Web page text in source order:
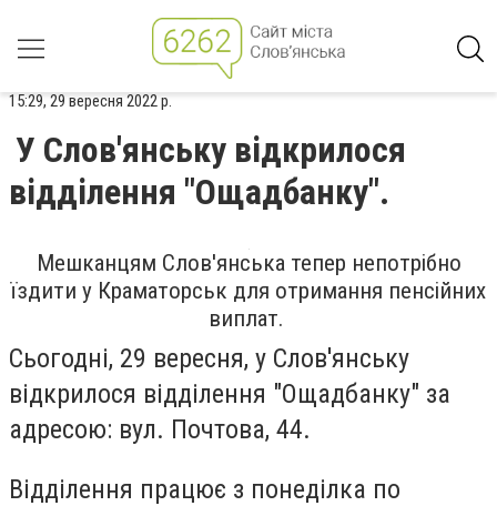
15:29, 29 вересня 2022 р.
У Слов'янську відкрилося
відділення "Ощадбанку".
Мешканцям Слов'янська тепер непотрібно
їздити у Краматорськ для отримання пенсійних
виплат.
Сьогодні, 29 вересня, у Слов'янську
відкрилося відділення "Ощадбанку" за
адресою: вул. Почтова, 44.
Відділення працює з понеділка по